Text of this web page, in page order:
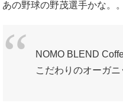
あの野球の野茂選手かな。
NOMO BLEND
こだわりのオーガニ